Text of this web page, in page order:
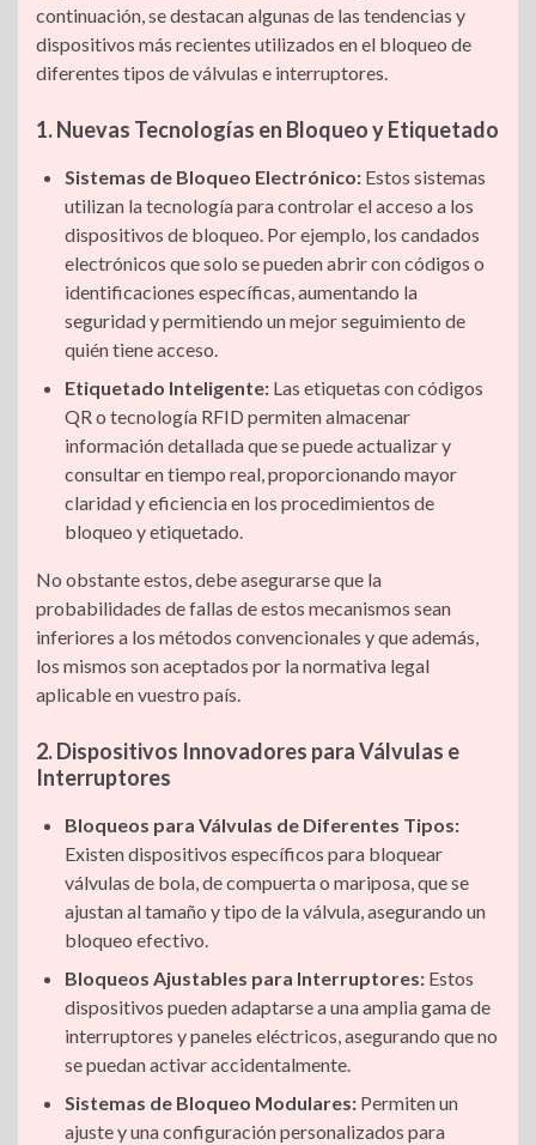
continuación, se destacan algunas de las tendencias y
dispositivos más recientes utilizados en el bloqueo de
diferentes tipos de válvulas e interruptores.
1. Nuevas Tecnologías en Bloqueo y Etiquetado
Sistemas de Bloqueo Electrónico: Estos sistemas
utilizan la tecnología para controlar el acceso a los
dispositivos de bloqueo. Por ejemplo, los candados
electrónicos que solo se pueden abrir con códigos o
identificaciones específicas, aumentando la
seguridad y permitiendo un mejor seguimiento de
quién tiene acceso.
Etiquetado Inteligente: Las etiquetas con códigos
QR o tecnología RFID permiten almacenar
información detallada que se puede actualizar y
consultar en tiempo real, proporcionando mayor
claridad y eficiencia en los procedimientos de
bloqueo y etiquetado.
No obstante estos, debe asegurarse que la
probabilidades de fallas de estos mecanismos sean
inferiores a los métodos convencionales y que además,
los mismos son aceptados por la normativa legal
aplicable en vuestro país.
2. Dispositivos Innovadores para Válvulas e
Interruptores
Bloqueos para Válvulas de Diferentes Tipos:
Existen dispositivos específicos para bloquear
válvulas de bola, de compuerta o mariposa, que se
ajustan al tamaño y tipo de la válvula, asegurando un
bloqueo efectivo.
Bloqueos Ajustables para Interruptores: Estos
dispositivos pueden adaptarse a una amplia gama de
interruptores y paneles eléctricos, asegurando que no
se puedan activar accidentalmente.
Sistemas de Bloqueo Modulares: Permiten un
ajuste y una configuración personalizados para